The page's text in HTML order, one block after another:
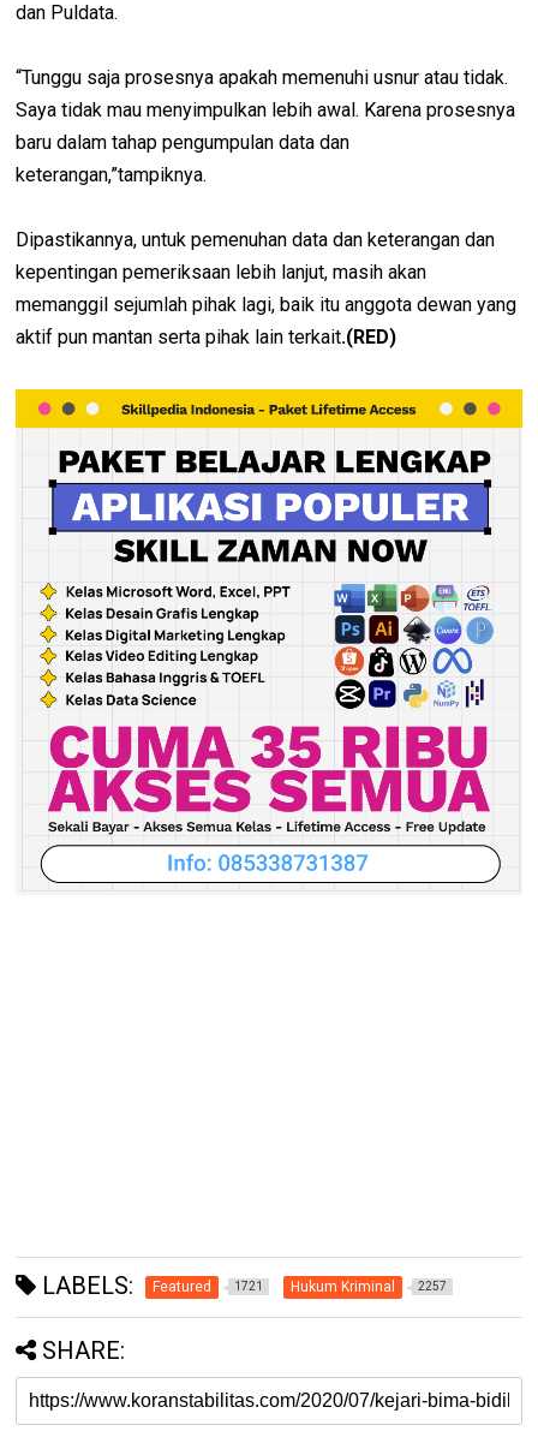
dan Puldata.
“Tunggu saja prosesnya apakah memenuhi usnur atau tidak.
Saya tidak mau menyimpulkan lebih awal. Karena prosesnya
baru dalam tahap pengumpulan data dan
keterangan,”tampiknya.
Dipastikannya, untuk pemenuhan data dan keterangan dan
kepentingan pemeriksaan lebih lanjut, masih akan
memanggil sejumlah pihak lagi, baik itu anggota dewan yang
aktif pun mantan serta pihak lain terkait.(RED)
LABELS: Featured 1721 Hukum Kriminal 2257
SHARE: